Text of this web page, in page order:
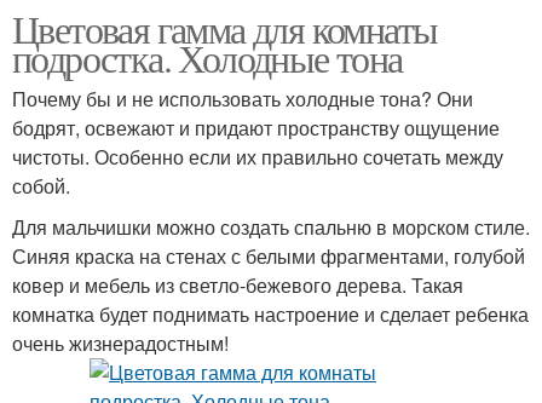
Цветовая гамма для комнаты
подростка. Холодные тона
Почему бы и не использовать холодные тона? Они
бодрят, освежают и придают пространству ощущение
чистоты. Особенно если их правильно сочетать между
собой.
Для мальчишки можно создать спальню в морском стиле.
Синяя краска на стенах с белыми фрагментами, голубой
ковер и мебель из светло-бежевого дерева. Такая
комнатка будет поднимать настроение и сделает ребенка
очень жизнерадостным!